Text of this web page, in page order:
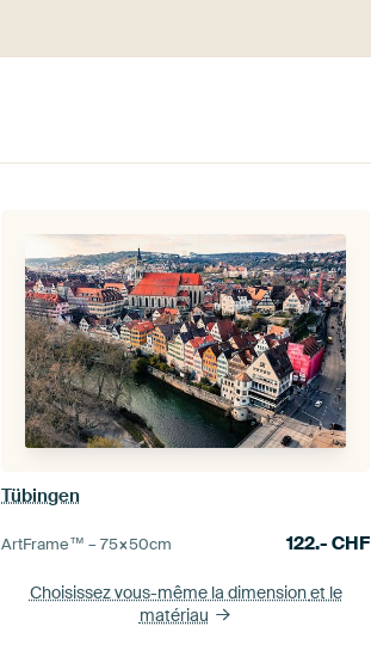
Tübingen
ArtFrame™ –75×50cm 122.-CHF
Choisissez vous-même la dimensionet le
matériau